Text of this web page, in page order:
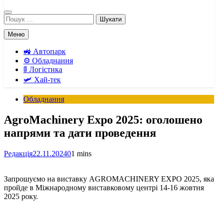
Пошук:
Меню
🚜 Автопарк
⚙️ Обладнання
🚦 Логістика
🛩️ Хай-тек
Обладнання
AgroMachinery Expo 2025: оголошено
напрями та дати проведення
Редакція22.11.202401 mins
Запрошуємо на виставку AGROMACHINERY EXPO 2025, яка
пройде в Міжнародному виставковому центрі 14-16 жовтня
2025 року.